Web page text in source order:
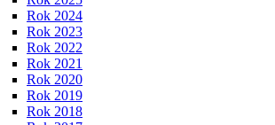
Rok 2024
Rok 2023
Rok 2022
Rok 2021
Rok 2020
Rok 2019
Rok 2018